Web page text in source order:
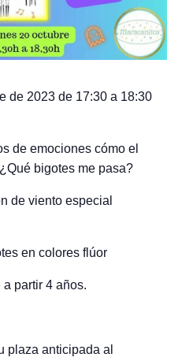
de 2023 de 17:30 a 18:30
de emociones cómo el
bigotes me pasa?
de viento especial
en colores flúor
partir 4 años.
plaza anticipada al